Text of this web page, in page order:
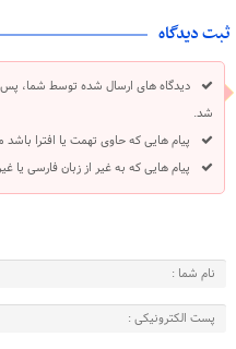
ثبت دیدگاه
دیدگاه های ارسال شده توسط شما،
شد.
پیام هایی که حاوی تهمت یا افترا
پیام هایی که به غیر از زبان فارسی